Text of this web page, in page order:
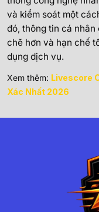
và kiểm soát một
đó, thông tin cá
chẽ hơn và hạn chế
dụng dịch vụ.
Xem thêm: Livescore
Xác Nhất 2026